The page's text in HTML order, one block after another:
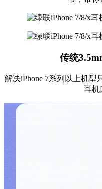
传统
解决iPhone 7系列以上机型
耳机